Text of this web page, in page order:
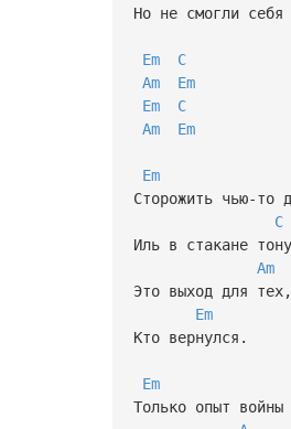
Но не смогли себя
Em
C
Am
Em
Em
C
Am
Em
Em
Сторожить чью-то
C
Иль в стакане
Am
Это выход для тех,
Em
Кто вернулся.
Em
Только опыт войны